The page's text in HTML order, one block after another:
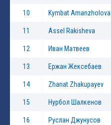
10 Kymbat Amanzholova
11 Assel Rakisheva
12 Иван Матвеев
13 Ержан Жексебаев
14 Zhanat Zhakupayev
15 Нурбол Шалкенов
16 Руслан Джунусов